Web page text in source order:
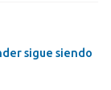
sigue siendo